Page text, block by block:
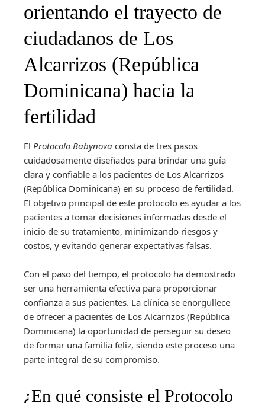
orientando el trayecto de
ciudadanos de Los
Alcarrizos (República
Dominicana) hacia la
fertilidad
El Protocolo Babynova consta de tres pasos
cuidadosamente diseñados para brindar una guía
clara y confiable a los pacientes de Los Alcarrizos
(República Dominicana) en su proceso de fertilidad.
El objetivo principal de este protocolo es ayudar a los
pacientes a tomar decisiones informadas desde el
inicio de su tratamiento, minimizando riesgos y
costos, y evitando generar expectativas falsas.
Con el paso del tiempo, el protocolo ha demostrado
ser una herramienta efectiva para proporcionar
confianza a sus pacientes. La clínica se enorgullece
de ofrecer a pacientes de Los Alcarrizos (República
Dominicana) la oportunidad de perseguir su deseo
de formar una familia feliz, siendo este proceso una
parte integral de su compromiso.
¿En qué consiste el Protocolo